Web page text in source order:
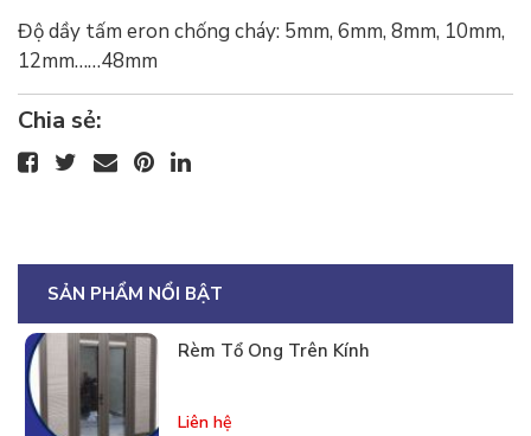
Độ dầy tấm eron chống cháy: 5mm, 6mm, 8mm, 10mm,
12mm……48mm
Chia sẻ:
SẢN PHẨM NỔI BẬT
Rèm Tổ Ong Trên Kính
Liên hệ